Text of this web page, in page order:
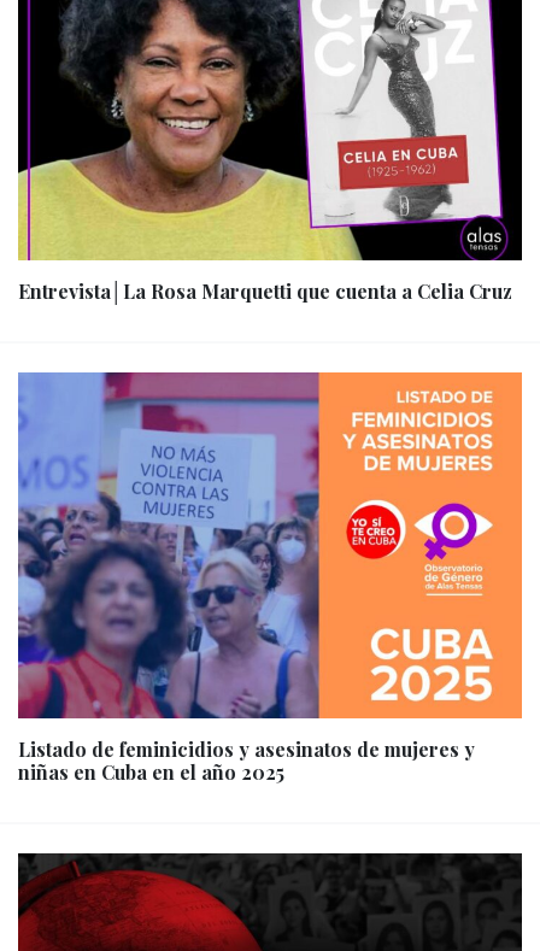
Entrevista│La Rosa Marquetti que cuenta a Celia Cruz
Listado de feminicidios y asesinatos de mujeres y
niñas en Cuba en el año 2025